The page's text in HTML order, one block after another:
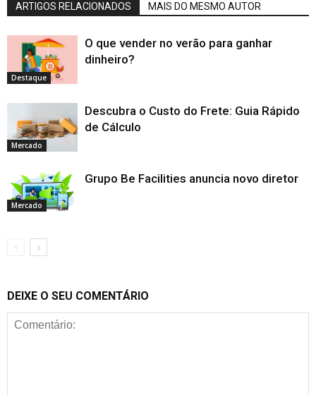
ARTIGOS RELACIONADOS MAIS DO MESMO AUTOR
Destaque
O que vender no verão para ganhar
dinheiro?
Mercado
Descubra o Custo do Frete: Guia Rápido
de Cálculo
Mercado
Grupo Be Facilities anuncia novo diretor
DEIXE O SEU COMENTÁRIO